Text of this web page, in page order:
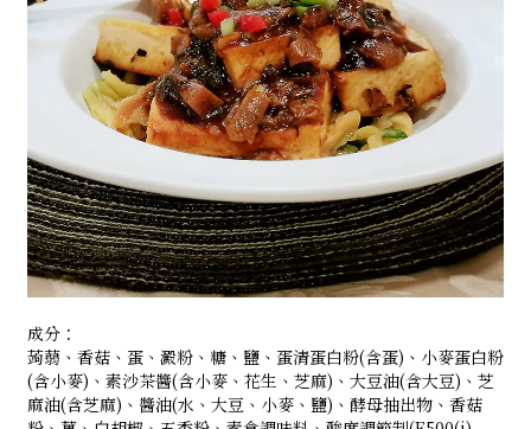
成分：
蒟蒻、香菇、蛋、澱粉、糖、鹽、蛋清蛋白粉(含蛋)、小麥蛋白粉
(含小麥)、素沙茶醬(含小麥、花生、芝麻)、大豆油(含大豆)、芝
麻油(含芝麻)、醬油(水、大豆、小麥、鹽)、酵母抽出物、香菇